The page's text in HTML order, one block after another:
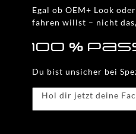
Egal ob OEM+ Look
fahren willst – nicht
100 %
Du bist unsicher bei
Hol dir jetzt deine